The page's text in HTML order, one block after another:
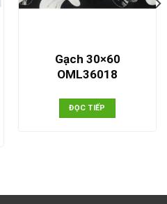
Gạch 30×60
OML36018
ĐỌC TIẾP